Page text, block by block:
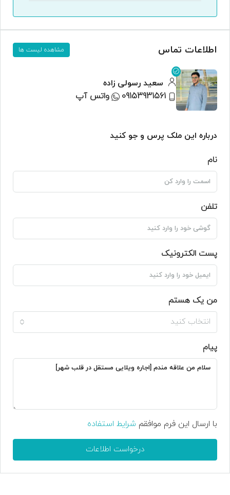
اطلاعات تماس مشاهده لیست ها
سعید رسولی زاده
09153931561
واتس آپ
درباره این ملک پرس و جو کنید
نام
تلفن
پست الکترونیک
من یک هستم
انتخاب کنید
پیام
با ارسال این فرم موافقم شرایط استفاده
درخواست اطلاعات